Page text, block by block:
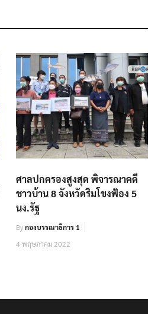
ศาลปกครองสูงสุด พิจารณาคดี
ชาวบ้าน 8 จังหวัดริมโขงฟ้อง 5
นง.รัฐ
Byกองบรรณาธิการ 1
4 พฤษภาคม 2022